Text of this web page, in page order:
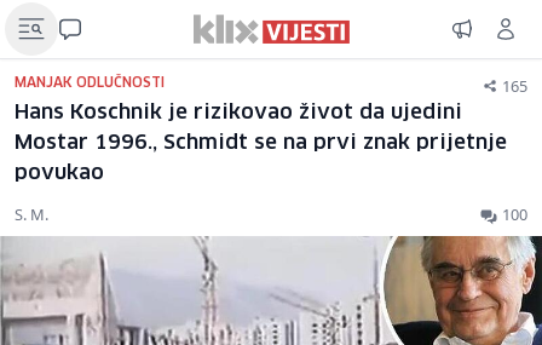
MANJAK ODLUČNOSTI 165
Hans Koschnik je rizikovao život da ujedini
Mostar 1996., Schmidt se na prvi znak prijetnje
povukao
S. M. 100